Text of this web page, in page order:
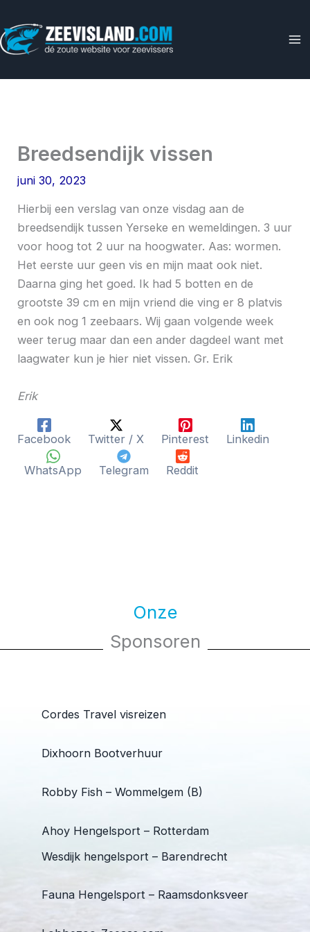
naar
de
Breedsendijk vissen
juni 30, 2023
Hierbij een verslag van onze visdag aan de
breedsendijk tussen Yerseke en wemeldingen. 3 uur
voor hoog tot 2 uur na hoogwater. Aas: wormen.
Het eerste uur geen vis en mijn maat ook niet.
Daarna ging het goed. Ik had 5 botten en de
grootste 39 cm en mijn vriend die ving er 8 platvis
en ook nog 1 zeebaars. Wij gaan volgende week
weer terug maar dan een ander dagdeel want met
laagwater kun je hier niet vissen. Gr. Erik
Erik
Facebook Twitter / X Pinterest Linkedin
WhatsApp Telegram Reddit
Onze
Sponsoren
Cordes Travel visreizen
Dixhoorn Bootverhuur
Robby Fish – Wommelgem (B)
Ahoy Hengelsport – Rotterdam
Wesdijk hengelsport – Barendrecht
Fauna Hengelsport – Raamsdonksveer